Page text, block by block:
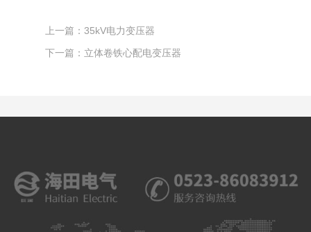
上一篇：35kV电力变压器
下一篇：立体卷铁心配电变压器